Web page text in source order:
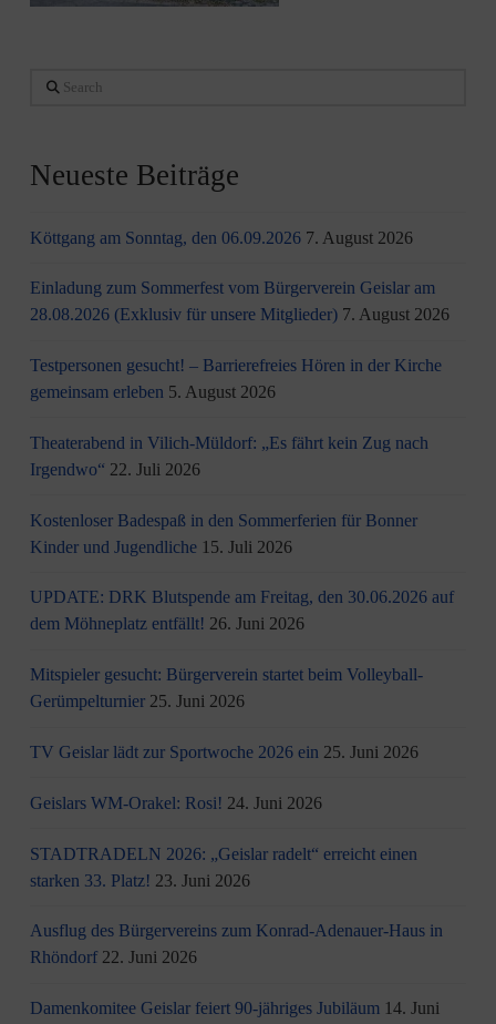
Search
Neueste Beiträge
Köttgang am Sonntag, den 06.09.2026 7. August 2026
Einladung zum Sommerfest vom Bürgerverein Geislar am
28.08.2026 (Exklusiv für unsere Mitglieder) 7. August 2026
Testpersonen gesucht! – Barrierefreies Hören in der Kirche
gemeinsam erleben 5. August 2026
Theaterabend in Vilich-Müldorf: „Es fährt kein Zug nach
Irgendwo“ 22. Juli 2026
Kostenloser Badespaß in den Sommerferien für Bonner
Kinder und Jugendliche 15. Juli 2026
UPDATE: DRK Blutspende am Freitag, den 30.06.2026 auf
dem Möhneplatz entfällt! 26. Juni 2026
Mitspieler gesucht: Bürgerverein startet beim Volleyball-
Gerümpelturnier 25. Juni 2026
TV Geislar lädt zur Sportwoche 2026 ein 25. Juni 2026
Geislars WM-Orakel: Rosi! 24. Juni 2026
STADTRADELN 2026: „Geislar radelt“ erreicht einen
starken 33. Platz! 23. Juni 2026
Ausflug des Bürgervereins zum Konrad-Adenauer-Haus in
Rhöndorf 22. Juni 2026
Damenkomitee Geislar feiert 90-jähriges Jubiläum 14. Juni